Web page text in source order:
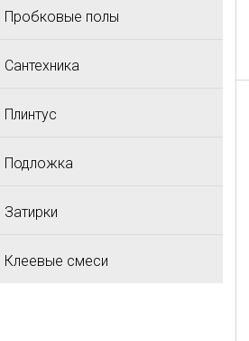
Пробковые полы
Сантехника
Плинтус
Подложка
Затирки
Клеевые смеси